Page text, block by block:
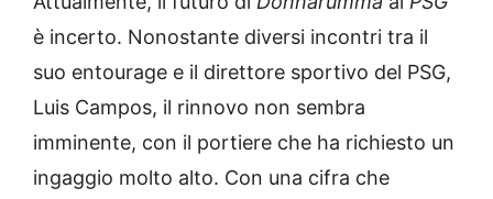
è incerto. Nonostante diversi incontri tra il
suo entourage e il direttore sportivo del PSG,
Luis Campos, il rinnovo non sembra
imminente, con il portiere che ha richiesto un
ingaggio molto alto. Con una cifra che